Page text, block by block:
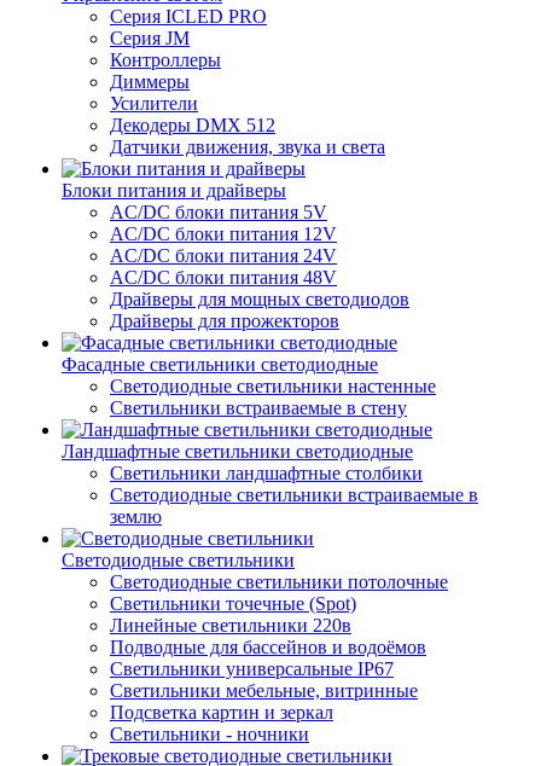
Серия ICLED PRO
Серия JM
Контроллеры
Диммеры
Усилители
Декодеры DMX 512
Датчики движения, звука и света
Блоки питания и драйверы
AC/DC блоки питания 5V
AC/DC блоки питания 12V
AC/DC блоки питания 24V
AC/DC блоки питания 48V
Драйверы для мощных светодиодов
Драйверы для прожекторов
Фасадные светильники светодиодные
Светодиодные светильники настенные
Светильники встраиваемые в стену
Ландшафтные светильники светодиодные
Светильники ландшафтные столбики
Светодиодные светильники встраиваемые в
землю
Светодиодные светильники
Светодиодные светильники потолочные
Светильники точечные (Spot)
Линейные светильники 220в
Подводные для бассейнов и водоёмов
Светильники универсальные IP67
Светильники мебельные, витринные
Подсветка картин и зеркал
Светильники - ночники